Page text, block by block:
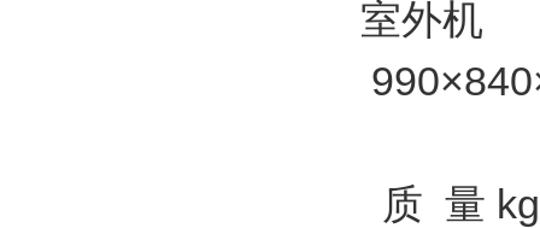
室外机
质 量 kg